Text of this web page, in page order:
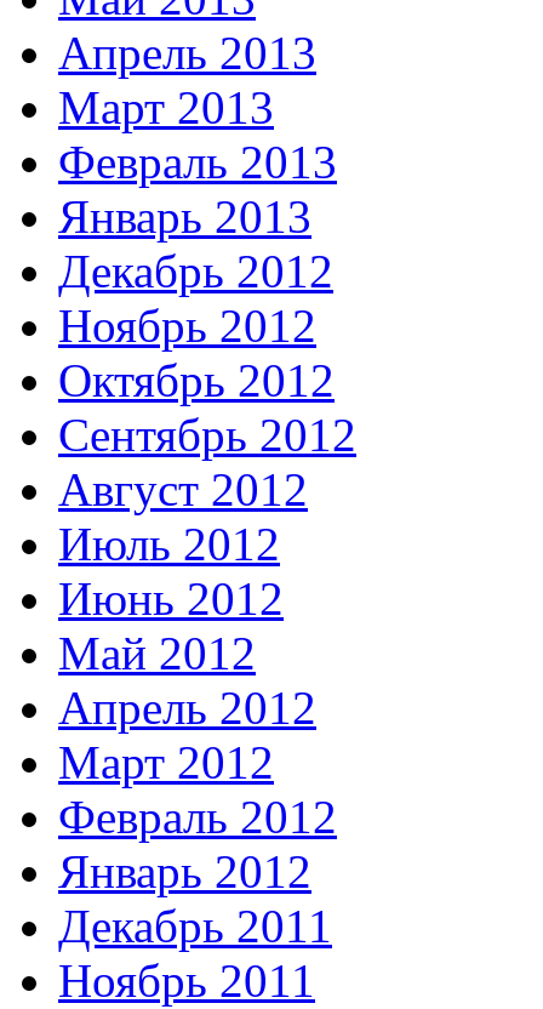
Апрель 2013
Март 2013
Февраль 2013
Январь 2013
Декабрь 2012
Ноябрь 2012
Октябрь 2012
Сентябрь 2012
Август 2012
Июль 2012
Июнь 2012
Май 2012
Апрель 2012
Март 2012
Февраль 2012
Январь 2012
Декабрь 2011
Ноябрь 2011